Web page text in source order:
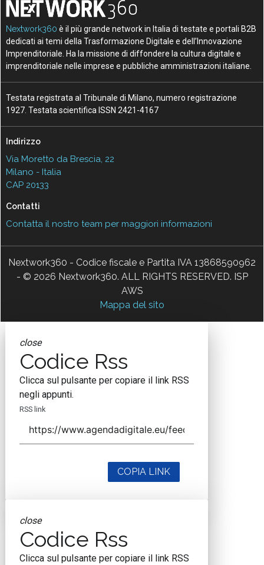
Nextwork360 è il più grande network in Italia di testate e portali B2B
dedicati ai temi della Trasformazione Digitale e dell’Innovazione
Imprenditoriale. Ha la missione di diffondere la cultura digitale e
imprenditoriale nelle imprese e pubbliche amministrazioni italiane.
Testata registrata al Tribunale di Milano, numero registrazione
1927. Testata scientifica ISSN 2421-4167
Indirizzo
Via Moretto da Brescia, 22
Milano - Italia
CAP 20133
Contatti
Contatta il nostro team per maggiori informazioni
Nextwork360 - Codice fiscale e Partita IVA 13868590962
- © 2026 Nextwork360. ALL RIGHTS RESERVED. ISP
AWS
Mappa del sito
close
Codice Rss
Clicca sul pulsante per copiare il link RSS
negli appunti.
RSS link
COPIA LINK
close
Codice Rss
Clicca sul pulsante per copiare il link RSS